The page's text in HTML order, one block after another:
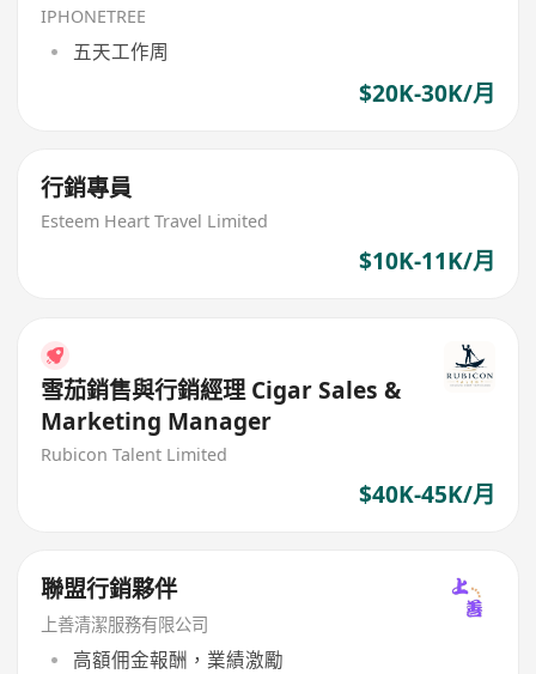
IPHONETREE
五天工作周
$20K-30K/月
行銷專員
Esteem Heart Travel Limited
$10K-11K/月
雪茄銷售與行銷經理 Cigar Sales &
Marketing Manager
Rubicon Talent Limited
$40K-45K/月
聯盟行銷夥伴
上善清潔服務有限公司
高額佣金報酬，業績激勵